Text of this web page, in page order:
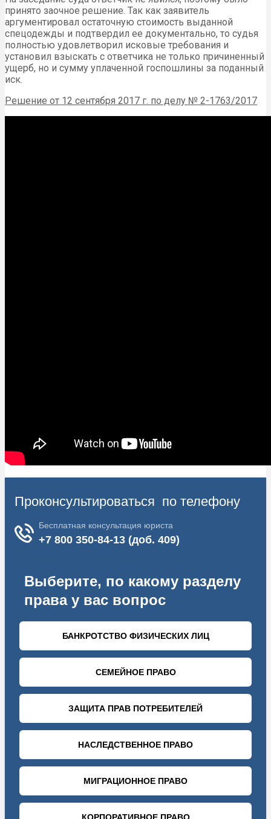
принято заочное решение. Так как заявитель
аргументировал остаточную стоимость выданной
спецодежды и подтвердил ее документально, то судья
полностью удовлетворил исковые требования и
установил взыскать с ответчика не только причиненный
ущерб, но и сумму уплаченной госпошлины за поданный
иск.
Решение от 12 сентября 2017 г. по делу № 2-1763/2017